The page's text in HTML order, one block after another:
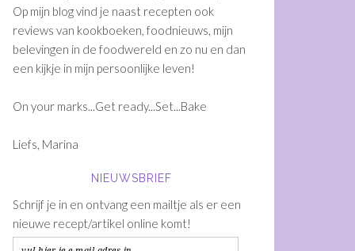
Op mijn blog vind je naast recepten ook
reviews van kookboeken, foodnieuws, mijn
belevingen in de foodwereld en zo nu en dan
een kijkje in mijn persoonlijke leven!
On your marks...Get ready...Set...Bake
Liefs, Marina
NIEUWSBRIEF
Schrijf je in en ontvang een mailtje als er een
nieuwe recept/artikel online komt!
vul